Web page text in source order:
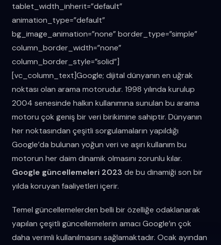
tablet_width_inherit=”default”
animation_type=”default”
bg_image_animation=”none” border_type=”simple”
column_border_width=”none”
column_border_style=”solid”]
[vc_column_text]Google; dijital dünyanın en uğrak
noktası olan arama motorudur. 1998 yılında kurulup
2004 senesinde halkın kullanımına sunulan bu arama
motoru çok geniş bir veri birikimine sahiptir. Dünyanın
her noktasından çeşitli sorgulamaların yapıldığı
Google’da bulunan yoğun veri ve aşırı kullanım bu
motorun her daim dinamik olmasını zorunlu kılar.
Google güncellemeleri 2023 de bu dinamiği son bir
yılda koruyan faaliyetleri içerir.
Temel güncellemelerden belli bir özelliğe odaklanarak
yapılan çeşitli güncellemelerin amacı Google’ın çok
daha verimli kullanılmasını sağlamaktadır. Ocak ayından